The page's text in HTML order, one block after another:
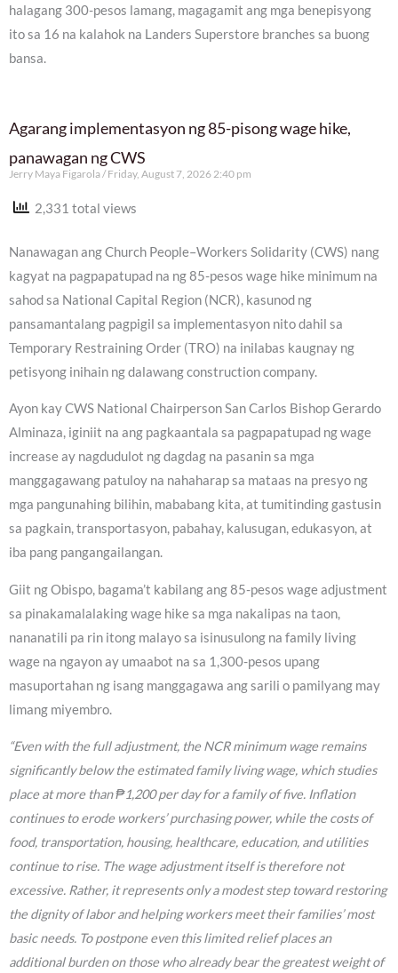
halagang 300-pesos lamang, magagamit ang mga benepisyong
ito sa 16 na kalahok na Landers Superstore branches sa buong
bansa.
Agarang implementasyon ng 85-pisong wage hike,
panawagan ng CWS
Jerry Maya Figarola Friday, August 7, 2026 2:40 pm
2,331 total views
Nanawagan ang Church People–Workers Solidarity (CWS) nang
kagyat na pagpapatupad na ng 85-pesos wage hike minimum na
sahod sa National Capital Region (NCR), kasunod ng
pansamantalang pagpigil sa implementasyon nito dahil sa
Temporary Restraining Order (TRO) na inilabas kaugnay ng
petisyong inihain ng dalawang construction company.
Ayon kay CWS National Chairperson San Carlos Bishop Gerardo
Alminaza, iginiit na ang pagkaantala sa pagpapatupad ng wage
increase ay nagdudulot ng dagdag na pasanin sa mga
manggagawang patuloy na nahaharap sa mataas na presyo ng
mga pangunahing bilihin, mababang kita, at tumitinding gastusin
sa pagkain, transportasyon, pabahay, kalusugan, edukasyon, at
iba pang pangangailangan.
Giit ng Obispo, bagama’t kabilang ang 85-pesos wage adjustment
sa pinakamalalaking wage hike sa mga nakalipas na taon,
nananatili pa rin itong malayo sa isinusulong na family living
wage na ngayon ay umaabot na sa 1,300-pesos upang
masuportahan ng isang manggagawa ang sarili o pamilyang may
limang miyembro.
“Even with the full adjustment, the NCR minimum wage remains
significantly below the estimated family living wage, which studies
place at more than ₱1,200 per day for a family of five. Inflation
continues to erode workers’ purchasing power, while the costs of
food, transportation, housing, healthcare, education, and utilities
continue to rise. The wage adjustment itself is therefore not
excessive. Rather, it represents only a modest step toward restoring
the dignity of labor and helping workers meet their families’ most
basic needs. To postpone even this limited relief places an
additional burden on those who already bear the greatest weight of